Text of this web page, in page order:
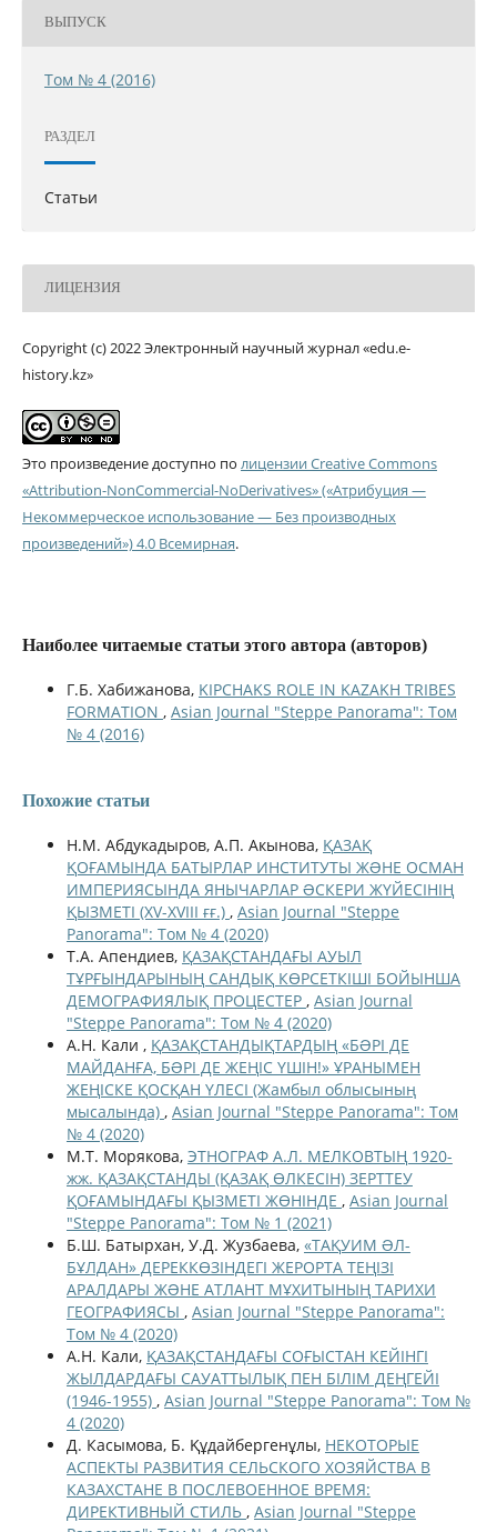
ВЫПУСК
Том № 4 (2016)
РАЗДЕЛ
Статьи
ЛИЦЕНЗИЯ
Copyright (c) 2022 Электронный научный журнал «edu.e-
history.kz»
Это произведение доступно по лицензии Creative Commons
«Attribution-NonCommercial-NoDerivatives» («Атрибуция —
Некоммерческое использование — Без производных
произведений») 4.0 Всемирная.
Наиболее читаемые статьи этого автора (авторов)
Г.Б. Хабижанова, KIPCHAKS ROLE IN KAZAKH TRIBES
FORMATION , Asian Journal "Steppe Panorama": Том
№ 4 (2016)
Похожие статьи
Н.М. Абдукадыров, А.П. Акынова, ҚАЗАҚ
ҚОҒАМЫНДА БАТЫРЛАР ИНСТИТУТЫ ЖƏНЕ ОСМАН
ИМПЕРИЯСЫНДА ЯНЫЧАРЛАР ƏСКЕРИ ЖҮЙЕСІНІҢ
ҚЫЗМЕТІ (XV-XVIII ғғ.) , Asian Journal "Steppe
Panorama": Том № 4 (2020)
Т.А. Апендиев, ҚАЗАҚСТАНДАҒЫ АУЫЛ
ТҰРҒЫНДАРЫНЫҢ САНДЫҚ КӨРСЕТКІШІ БОЙЫНША
ДЕМОГРАФИЯЛЫҚ ПРОЦЕСТЕР , Asian Journal
"Steppe Panorama": Том № 4 (2020)
А.Н. Кали , ҚАЗАҚСТАНДЫҚТАРДЫҢ «БƏРІ ДЕ
МАЙДАНҒА, БƏРІ ДЕ ЖЕҢІС ҮШІН!» ҰРАНЫМЕН
ЖЕҢІСКЕ ҚОСҚАН ҮЛЕСІ (Жамбыл облысының
мысалында) , Asian Journal "Steppe Panorama": Том
№ 4 (2020)
М.Т. Морякова, ЭТНОГРАФ А.Л. МЕЛКОВТЫҢ 1920-
жж. ҚАЗАҚСТАНДЫ (ҚАЗАҚ ӨЛКЕСІН) ЗЕРТТЕУ
ҚОҒАМЫНДАҒЫ ҚЫЗМЕТІ ЖӨНІНДЕ , Asian Journal
"Steppe Panorama": Том № 1 (2021)
Б.Ш. Батырхан, У.Д. Жузбаева, «ТАҚУИМ ƏЛ-
БҰЛДАН» ДЕРЕККӨЗІНДЕГІ ЖЕРОРТА ТЕҢІЗІ
АРАЛДАРЫ ЖƏНЕ АТЛАНТ МҰХИТЫНЫҢ ТАРИХИ
ГЕОГРАФИЯСЫ , Asian Journal "Steppe Panorama":
Том № 4 (2020)
А.Н. Кали, ҚАЗАҚСТАНДАҒЫ СОҒЫСТАН КЕЙІНГІ
ЖЫЛДАРДАҒЫ САУАТТЫЛЫҚ ПЕН БІЛІМ ДЕҢГЕЙІ
(1946-1955) , Asian Journal "Steppe Panorama": Том №
4 (2020)
Д. Касымова, Б. Құдайбергенұлы, НЕКОТОРЫЕ
АСПЕКТЫ РАЗВИТИЯ СЕЛЬСКОГО ХОЗЯЙСТВА В
КАЗАХСТАНЕ В ПОСЛЕВОЕННОЕ ВРЕМЯ:
ДИРЕКТИВНЫЙ СТИЛЬ , Asian Journal "Steppe